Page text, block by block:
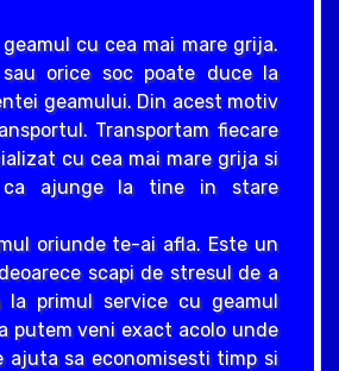
cu cea mai mare grija.
orice soc poate duce la
geamului. Din acest motiv
Transportam fiecare
cu cea mai mare grija si
ca ajunge la tine in stare
oriunde te-ai afla. Este un
scapi de stresul de a
la primul service cu geamul
putem veni exact acolo unde
ajuta sa economisesti timp si